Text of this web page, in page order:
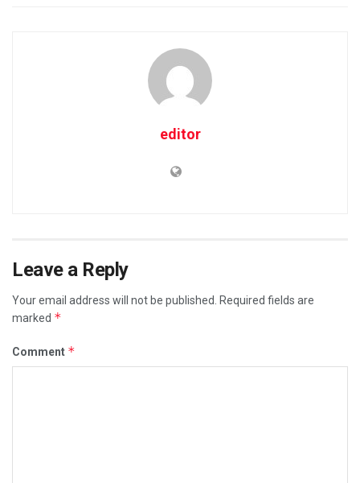
editor
Leave a Reply
Your email address will not be published.
Required fields are
marked *
Comment *